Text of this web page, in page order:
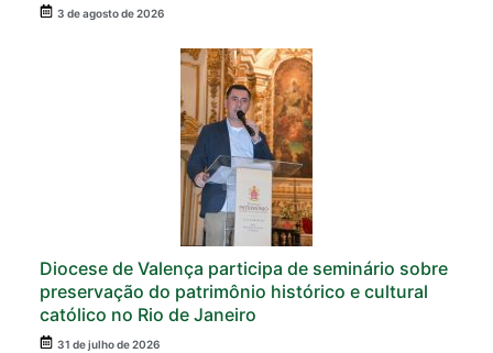
3 de agosto de 2026
Diocese de Valença participa de seminário sobre
preservação do patrimônio histórico e cultural
católico no Rio de Janeiro
31 de julho de 2026